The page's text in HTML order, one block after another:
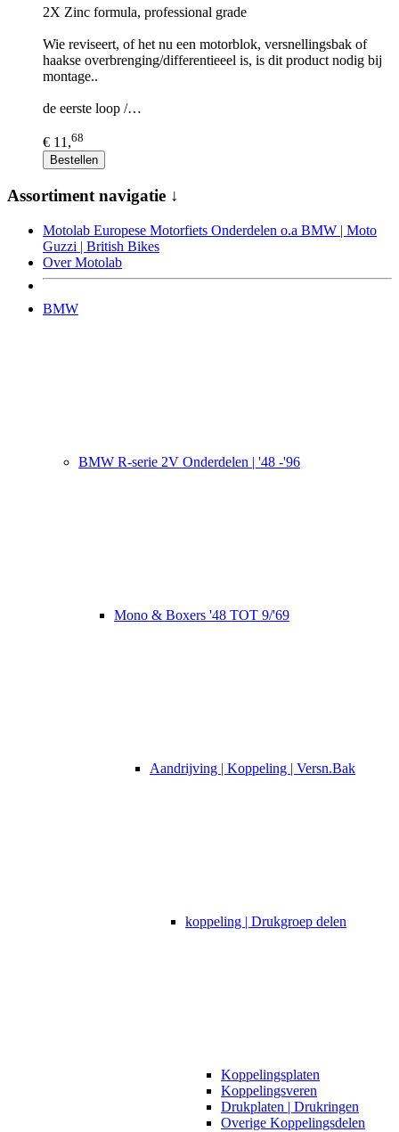
2X Zinc formula, professional grade
Wie reviseert, of het nu een motorblok, versnellingsbak of
haakse overbrenging/differentieeel is, is dit product nodig bij
montage..
de eerste loop /…
€ 11,68
Bestellen
Assortiment navigatie ↓
Motolab Europese Motorfiets Onderdelen o.a BMW | Moto
Guzzi | British Bikes
Over Motolab
BMW
BMW R-serie 2V Onderdelen | '48 -'96
Mono & Boxers '48 TOT 9/'69
Aandrijving | Koppeling | Versn.Bak
koppeling | Drukgroep delen
Koppelingsplaten
Koppelingsveren
Drukplaten | Drukringen
Overige Koppelingsdelen